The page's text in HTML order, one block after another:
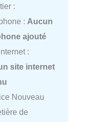
:
: Aucun
ajouté
:
site internet
Nouveau
de